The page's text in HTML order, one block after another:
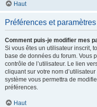
Haut
Préférences et
Comment puis-je modifier mes
Si vous êtes un utilisateur inscrit,
base de données du forum. Vous
contrôle de l’utilisateur. Le lien
cliquant sur votre nom
système vous permettra de
préférences.
Haut